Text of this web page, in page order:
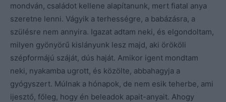
mondván, családot kellene alapítanunk, mert fiatal anya
szeretne lenni. Vágyik a terhességre, a babázásra, a
szülésre nem annyira. Igazat adtam neki, és elgondoltam,
milyen gyönyörű kislányunk lesz majd, aki örököli
szépformájú száját, dús haját. Amikor igent mondtam
neki, nyakamba ugrott, és közölte, abbahagyja a
gyógyszert. Múlnak a hónapok, de nem esik teherbe, ami
ijesztő, főleg, hogy én beleadok apait-anyait. Ahogy